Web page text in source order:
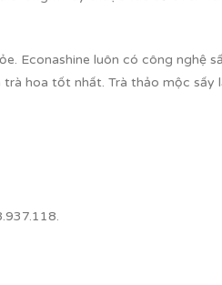
Econashine luôn có công nghệ
hoa tốt nhất. Trà thảo mộc sấy